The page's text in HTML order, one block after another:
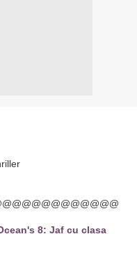
8: Jaf cu clasa